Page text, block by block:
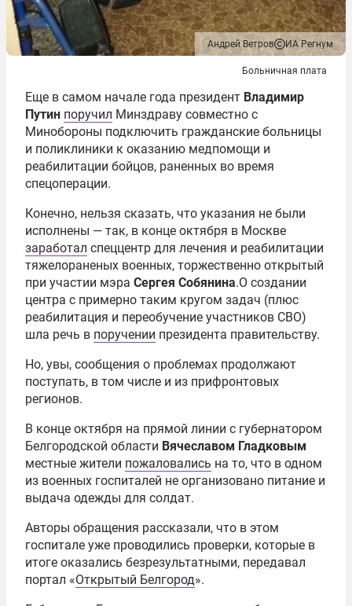
Андрей Ветров ИА Регнум
Больничная плата
Еще в самом начале года президент Владимир
Путин поручил Минздраву совместно с
Минобороны подключить гражданские больницы
и поликлиники к оказанию медпомощи и
реабилитации бойцов, раненных во время
спецоперации.
Конечно, нельзя сказать, что указания не были
исполнены — так, в конце октября в Москве
заработал спеццентр для лечения и реабилитации
тяжелораненых военных, торжественно открытый
при участии мэра Сергея Собянина.О создании
центра с примерно таким кругом задач (плюс
реабилитация и переобучение участников СВО)
шла речь в поручении президента правительству.
Но, увы, сообщения о проблемах продолжают
поступать, в том числе и из прифронтовых
регионов.
В конце октября на прямой линии с губернатором
Белгородской области Вячеславом Гладковым
местные жители пожаловались на то, что в одном
из военных госпиталей не организовано питание и
выдача одежды для солдат.
Авторы обращения рассказали, что в этом
госпитале уже проводились проверки, которые в
итоге оказались безрезультатными, передавал
портал «Открытый Белгород».